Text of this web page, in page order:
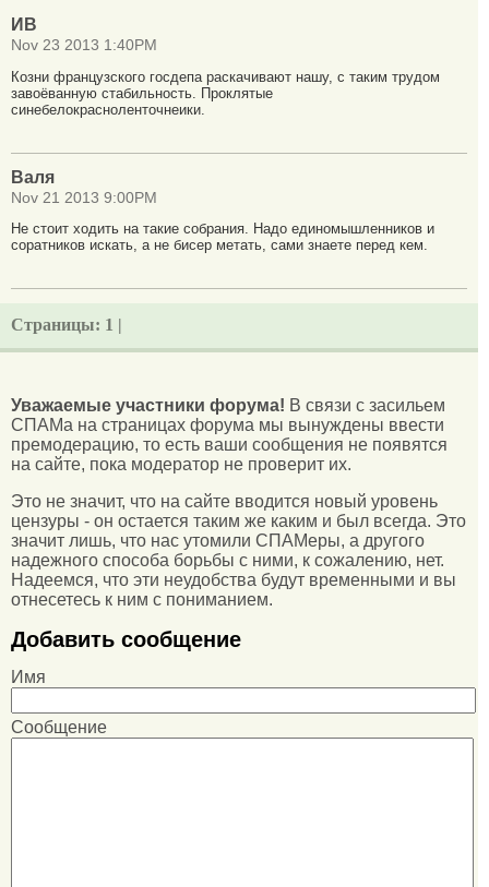
ИВ
Nov 23 2013 1:40PM
Козни французского госдепа раскачивают нашу, с таким трудом
завоёванную стабильность. Проклятые
синебелокрасноленточнеики.
Валя
Nov 21 2013 9:00PM
Не стоит ходить на такие собрания. Надо единомышленников и
соратников искать, а не бисер метать, сами знаете перед кем.
Страницы: 1 |
Уважаемые участники форума! В связи с засильем
СПАМа на страницах форума мы вынуждены ввести
премодерацию, то есть ваши сообщения не появятся
на сайте, пока модератор не проверит их.
Это не значит, что на сайте вводится новый уровень
цензуры - он остается таким же каким и был всегда. Это
значит лишь, что нас утомили СПАМеры, а другого
надежного способа борьбы с ними, к сожалению, нет.
Надеемся, что эти неудобства будут временными и вы
отнесетесь к ним с пониманием.
Добавить сообщение
Имя
Сообщение